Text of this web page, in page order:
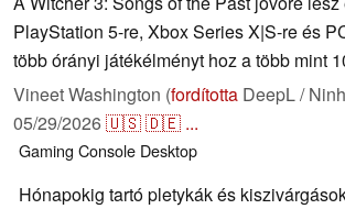
PlayStation 5-re, Xbox Series X|S-re és
több órányi játékélményt hoz a több mint
Vineet Washington (fordította DeepL /
05/29/2026🇺🇸🇩🇪 ...
Gaming Console Desktop
Hónapokig tartó pletykák és